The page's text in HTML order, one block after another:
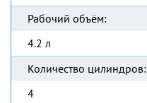
Рабочий объём:
4.2 л
Количество цилиндров:
4